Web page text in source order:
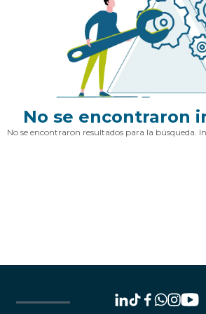
No se encontraron
No se encontraron resultados para la búsqueda.